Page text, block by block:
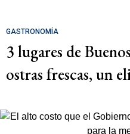
GASTRONOMÍA
3 lugares de
ostras frescas, un